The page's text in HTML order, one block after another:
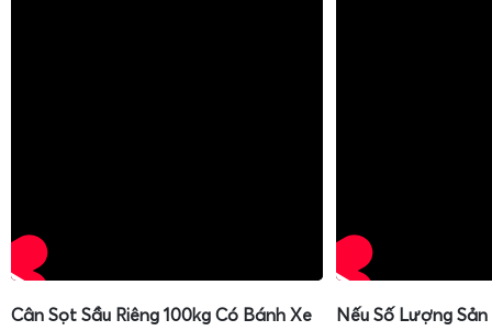
Cân Sọt Sầu Riêng 100kg Có Bánh Xe
Nếu Số Lượng